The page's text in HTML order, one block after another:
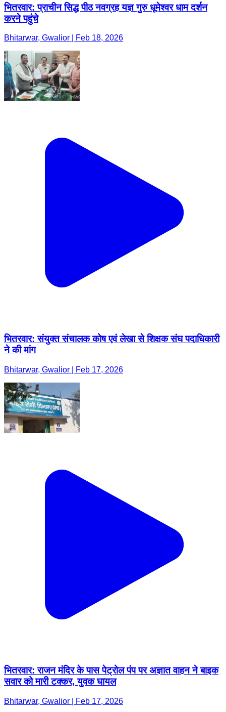
भितरवार: प्राचीन सिद्ध पीठ नवग्रह यज्ञ गुरु धूमेश्वर धाम दर्शन
करने पहुंचे
Bhitarwar, Gwalior | Feb 18, 2026
भितरवार: संयुक्त संचालक कोष एवं लेखा से शिक्षक संघ पदाधिकारी
ने की मांग
Bhitarwar, Gwalior | Feb 17, 2026
भितरवार: राजन मंदिर के पास पेट्रोल पंप पर अज्ञात वाहन ने बाइक
सवार को मारी टक्कर, युवक घायल
Bhitarwar, Gwalior | Feb 17, 2026